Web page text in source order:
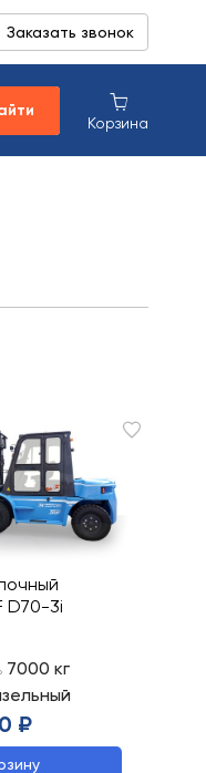
Заказать звонок
Корзина
D70-3i
7000 кг
₽